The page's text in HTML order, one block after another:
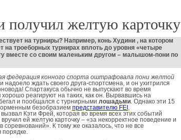
получил желтую карточку
на турниры? Например, конь Худини , на котором
на троеборных турнирах вплоть до уровня «четыре
вместе со своим маленьким другом – малышом-пони по
федерация конного спорта оштрафовала пони желтой
надоело ждать своего друга-спортсмена, и он ухитрился
Спартакуса обычно не выпускают во время
хорошо реагируют на таких, как он. Вырвавшись на
и пообщался с турнирными лошадьми. Однако эти 15
безобразием представителю FEI ,
Кэти Фрей, которая во время всех этих событий
ей желтую карточку – «за некорректное поведение и
соревнований». К тому же оказалось, что не все